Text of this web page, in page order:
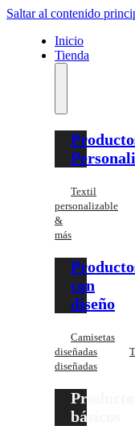
Saltar al contenido
Inicio
Tienda
Textil
personalizable
&
más
con
diseño
Camisetas
diseñadas
diseñadas
Productos
básicos